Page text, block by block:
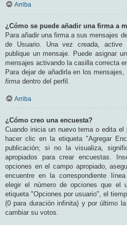
Arriba
¿Cómo se puede añadir una firma a
Para añadir una firma a sus mensajes
de Usuario. Una vez creada,
publique un mensaje. Puede asignar
mensajes activando la casilla correcta
Para dejar de añadirla en los
firma dentro del perfil.
Arriba
¿Cómo creo una encuesta?
Cuando inicia un nuevo tema o edita
hacer clic en la etiqueta "Agregar
publicación; si no la visualiza,
apropiados para crear encuestas.
opciones en el campo apropiado,
encuentre en la correspondiente
elegir el número de opciones que el
etiqueta "Opciones por usuario", el
(0 para duración infinita) y por último
cambiar su votos.